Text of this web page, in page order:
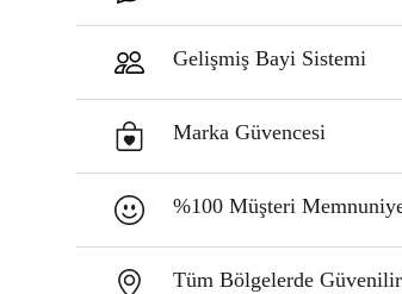
Gelişmiş Bayi Sistemi
Marka Güvencesi
%100 Müşteri
Tüm Bölgelerde